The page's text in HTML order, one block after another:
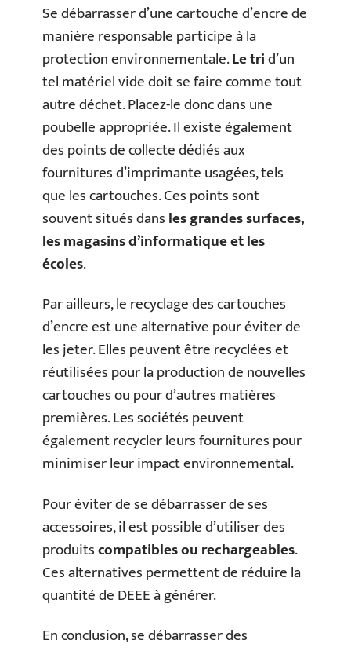
Se débarrasser d’une cartouche d’encre de
manière responsable participe à la
protection environnementale.Le trid’un
tel matériel vide doit se faire comme tout
autre déchet. Placez-le donc dans une
poubelle appropriée. Il existe également
des points de collecte dédiés aux
fournitures d’imprimante usagées, tels
que les cartouches. Ces points sont
souvent situés dansles grandes surfaces,
les magasins d’informatique et les
écoles.
Par ailleurs, le recyclage des cartouches
d’encre est une alternative pour éviter de
les jeter. Elles peuvent être recyclées et
réutilisées pour la production de nouvelles
cartouches ou pour d’autres matières
premières. Les sociétés peuvent
également recycler leurs fournitures pour
minimiser leur impact environnemental.
Pour éviter de se débarrasser de ses
accessoires, il est possible d’utiliser des
produitscompatibles ou rechargeables.
Ces alternatives permettent de réduire la
quantité de DEEE à générer.
En conclusion, se débarrasser des